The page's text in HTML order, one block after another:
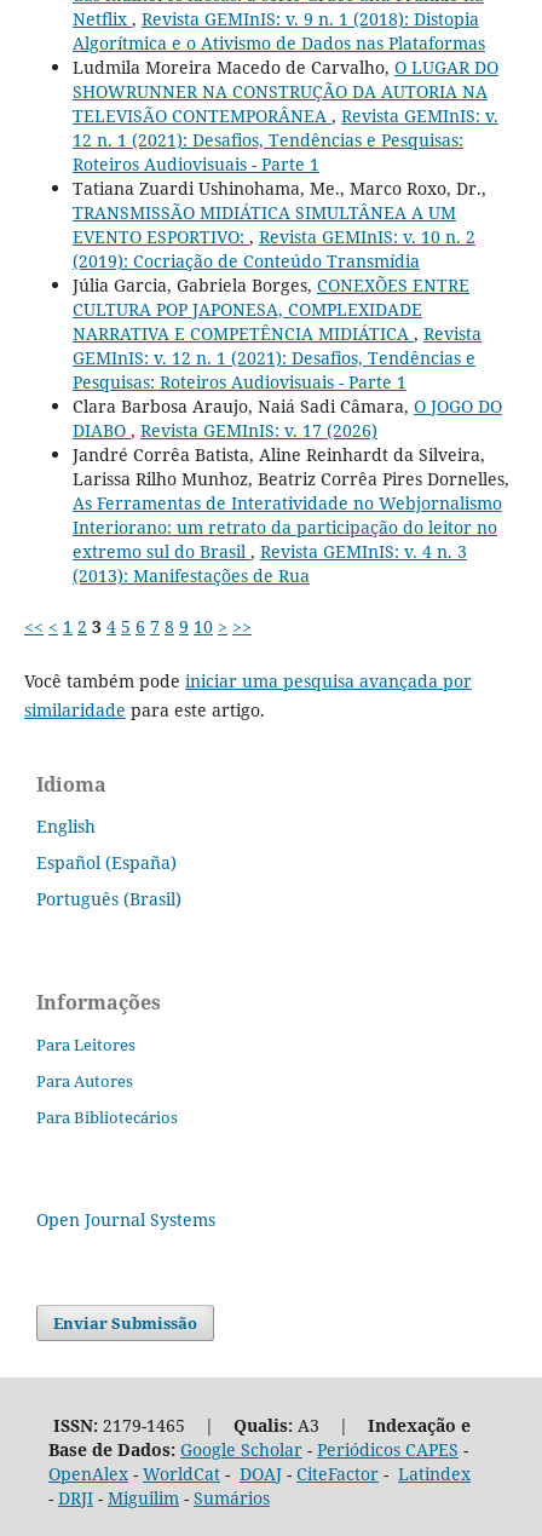
Netflix , Revista GEMInIS: v. 9 n. 1 (2018): Distopia
Algorítmica e o Ativismo de Dados nas Plataformas
Ludmila Moreira Macedo de Carvalho, O LUGAR DO
SHOWRUNNER NA CONSTRUÇÃO DA AUTORIA NA
TELEVISÃO CONTEMPORÂNEA , Revista GEMInIS: v.
12 n. 1 (2021): Desafios, Tendências e Pesquisas:
Roteiros Audiovisuais - Parte 1
Tatiana Zuardi Ushinohama, Me., Marco Roxo, Dr.,
TRANSMISSÃO MIDIÁTICA SIMULTÂNEA A UM
EVENTO ESPORTIVO: , Revista GEMInIS: v. 10 n. 2
(2019): Cocriação de Conteúdo Transmídia
Júlia Garcia, Gabriela Borges, CONEXÕES ENTRE
CULTURA POP JAPONESA, COMPLEXIDADE
NARRATIVA E COMPETÊNCIA MIDIÁTICA , Revista
GEMInIS: v. 12 n. 1 (2021): Desafios, Tendências e
Pesquisas: Roteiros Audiovisuais - Parte 1
Clara Barbosa Araujo, Naiá Sadi Câmara, O JOGO DO
DIABO , Revista GEMInIS: v. 17 (2026)
Jandré Corrêa Batista, Aline Reinhardt da Silveira,
Larissa Rilho Munhoz, Beatriz Corrêa Pires Dornelles,
As Ferramentas de Interatividade no Webjornalismo
Interiorano: um retrato da participação do leitor no
extremo sul do Brasil , Revista GEMInIS: v. 4 n. 3
(2013): Manifestações de Rua
<< < 1 2 3 4 5 6 7 8 9 10 > >>
Você também pode iniciar uma pesquisa avançada por
similaridade para este artigo.
Idioma
English
Español (España)
Português (Brasil)
Informações
Para Leitores
Para Autores
Para Bibliotecários
Open Journal Systems
Enviar Submissão
ISSN:2179-1465 | Qualis:A3 | Indexação e
Base de Dados: Google Scholar- Periódicos CAPES -
OpenAlex- WorldCat- DOAJ- CiteFactor- Latindex
- DRJI- Miguilim- Sumários